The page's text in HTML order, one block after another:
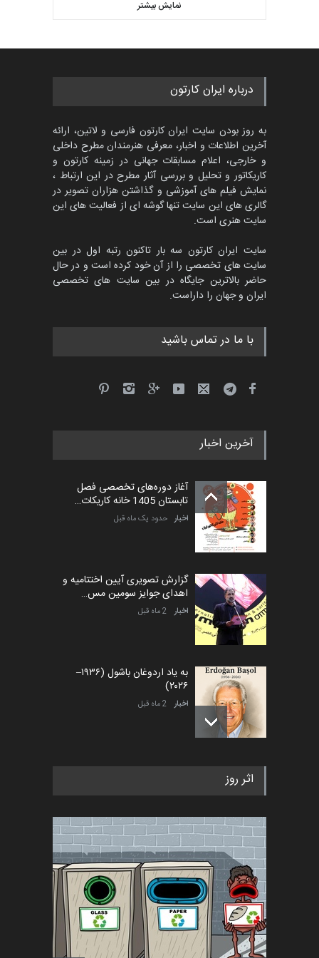
کارتون CARTUNION ، …
مسابقۀ بین‌المللی کارتون و
کاریکاتور «البغلی…
جشنواره بین‌المللی کارتون
مدارس پرتغال، ۲۰۲۷
مهلت 4 ماه دیگر
پنجمین مسابقۀ بین‌المللی
کارتون طنز «کلاه‌ای…
مهلت
گالری حدود یک ماه قبل
نمایش بیشتر
درباره ایران کارتون
به روز بودن سایت ایران کارتون فارسی و لاتین، ارائه
آخرین اطلاعات و اخبار، معرفی هنرمندان مطرح داخلی
و خارجی، اعلام مسابقات جهانی در زمینه کارتون و
کاریکاتور و تحلیل و بررسی آثار مطرح در این ارتباط ،
نمایش فیلم های آموزشی و گذاشتن هزاران تصویر در
گالری های این سایت تنها گوشه ای از فعالیت های این
سایت هنری است.
سایت ایران کارتون سه بار تاکنون رتبه اول در بین
سایت های تخصصی را از آن خود کرده است و در حال
حاضر بالاترین جایگاه در بین سایت های تخصصی
ایران و جهان را داراست.
با ما در تماس باشید
آخرین اخبار
آغاز دوره‌های تخصصی فصل
تابستان 1405 خانه کاریکات…
اخبار حدود یک ماه قبل
گزارش تصویری آیین اختتامیه و
اهدای جوایز سومین مس…
اخبار 2 ماه قبل
به یاد اردوغان باشول (۱۹۳۶–
۲۰۲۶)
اخبار 2 ماه قبل
رویداد کارگاهی کارتون و پوستر
اخبار 5 ماه قبل
فراخوان رویداد کارگاهی کارتون و
پوستر "ایران سربل…
تسلیت به همکار | سهراب خیری
اثر روز